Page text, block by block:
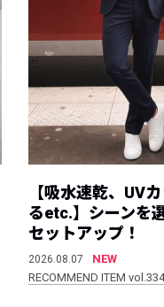
【吸水速乾、UV
るetc.】シーンを
セットアップ！
2026.08.07
NEW
RECOMMEND ITEM vol.334